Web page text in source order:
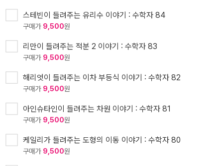
스테빈이 들려주는 유리수 이야기 : 수학자 84
구매가 9,500원
리만이 들려주는 적분 2 이야기 : 수학자 83
구매가 9,500원
해리엇이 들려주는 이차 부등식 이야기 : 수학자 82
구매가 9,500원
아인슈타인이 들려주는 차원 이야기 : 수학자 81
구매가 9,500원
케일리가 들려주는 도형의 이동 이야기 : 수학자 80
구매가 9,500원